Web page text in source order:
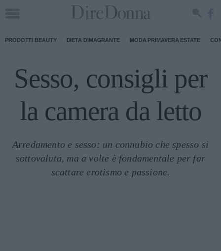
PRODOTTI BEAUTY DIETA DIMAGRANTE MODA PRIMAVERA ESTATE
Sesso, consigli per
la camera da letto
Arredamento e sesso: un connubio che spesso si
sottovaluta, ma a volte è fondamentale per far
scattare erotismo e passione.